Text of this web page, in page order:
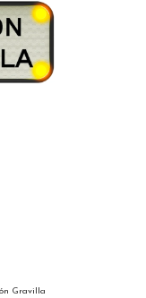
Gravilla